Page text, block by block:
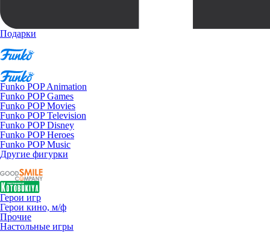
Подарки
Funko POP Animation
Funko POP Games
Funko POP Movies
Funko POP Television
Funko POP Disney
Funko POP Heroes
Funko POP Music
Другие фигурки
Герои игр
Герои кино, м/ф
Прочие
Настольные игры